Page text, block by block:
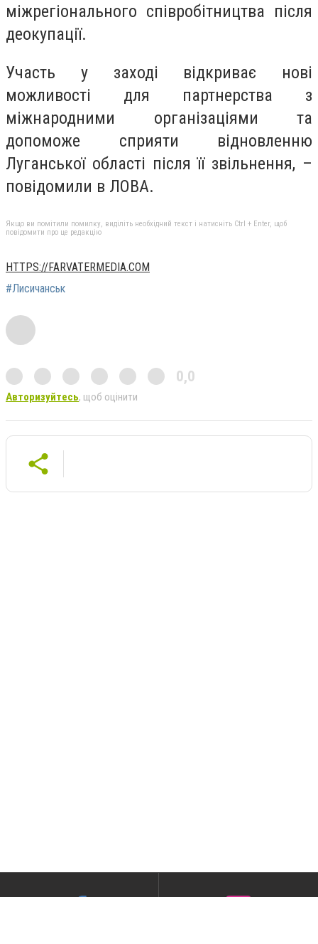
міжрегіонального співробітництва після
деокупації.
Участь у заході відкриває нові
можливості для партнерства з
міжнародними організаціями та
допоможе сприяти відновленню
Луганської області після її звільнення, –
повідомили в ЛОВА.
Якщо ви помітили помилку, виділіть необхідний текст і натисніть Ctrl + Enter, щоб
повідомити про це редакцію
HTTPS://FARVATERMEDIA.COM
#Лисичанськ
0,0
Авторизуйтесь, щоб оцінити